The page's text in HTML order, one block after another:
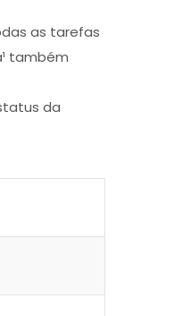
as tarefas
também
da